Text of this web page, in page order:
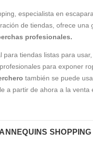
especialista en
de tiendas, ofrece una
profesionales.
para tiendas listas para
para exponer
también se puede
a partir de ahora a la venta
SHOPPING